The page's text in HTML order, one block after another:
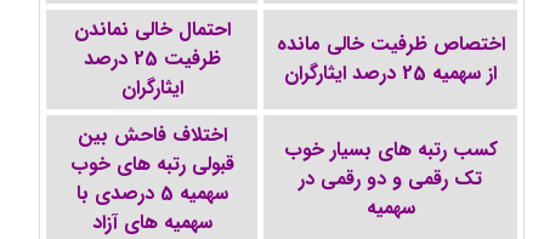
اختصاص ظرفیت خالی مانده
از سهمیه 25 درصد ایثارگران
احتمال خالی نماندن
ظرفیت 25 درصد
ایثارگران
کسب رتبه های بسیار خوب
تک رقمی و دو رقمی در
سهمیه
اختلاف فاحش بین
قبولی رتبه های خوب
سهمیه 5 درصدی با
سهمیه های آزاد